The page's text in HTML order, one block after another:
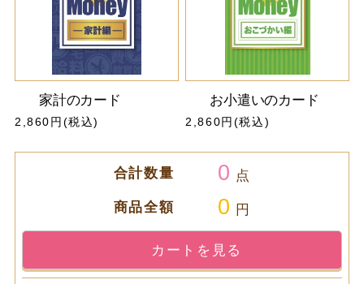
家計のカード
2,860円(税込)
お小遣いのカード
2,860円(税込)
合計数量 0 点
商品全額 0 円
カートを見る